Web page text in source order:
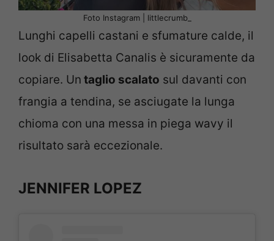
Foto Instagram | littlecrumb_
Lunghi capelli castani e sfumature calde, il
look di Elisabetta Canalis è sicuramente da
copiare. Un taglio scalato sul davanti con
frangia a tendina, se asciugate la lunga
chioma con una messa in piega wavy il
risultato sarà eccezionale.
JENNIFER LOPEZ